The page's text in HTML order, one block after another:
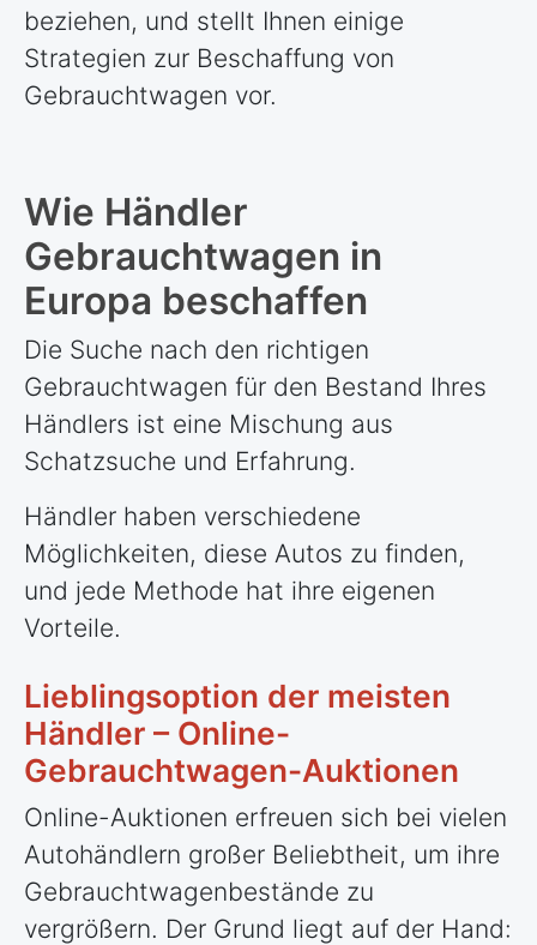
beziehen, und stellt Ihnen einige
Strategien zur Beschaffung von
Gebrauchtwagen vor.
Wie Händler
Gebrauchtwagen in
Europa beschaffen
Die Suche nach den richtigen
Gebrauchtwagen für den Bestand Ihres
Händlers ist eine Mischung aus
Schatzsuche und Erfahrung.
Händler haben verschiedene
Möglichkeiten, diese Autos zu finden,
und jede Methode hat ihre eigenen
Vorteile.
Lieblingsoption der meisten
Händler – Online-
Gebrauchtwagen-Auktionen
Online-Auktionen erfreuen sich bei vielen
Autohändlern großer Beliebtheit, um ihre
Gebrauchtwagenbestände zu
vergrößern. Der Grund liegt auf der Hand: